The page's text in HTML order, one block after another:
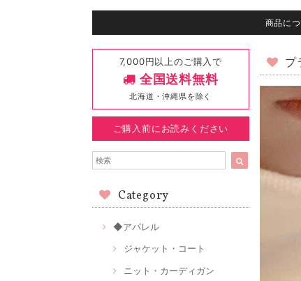
商品に
7,000円以上のご購入で
全国送料無料
北海道・沖縄県を除く
ご購入前にお読みください
Category
◆アパレル
ジャケット・コート
ニット・カーディガン
プ